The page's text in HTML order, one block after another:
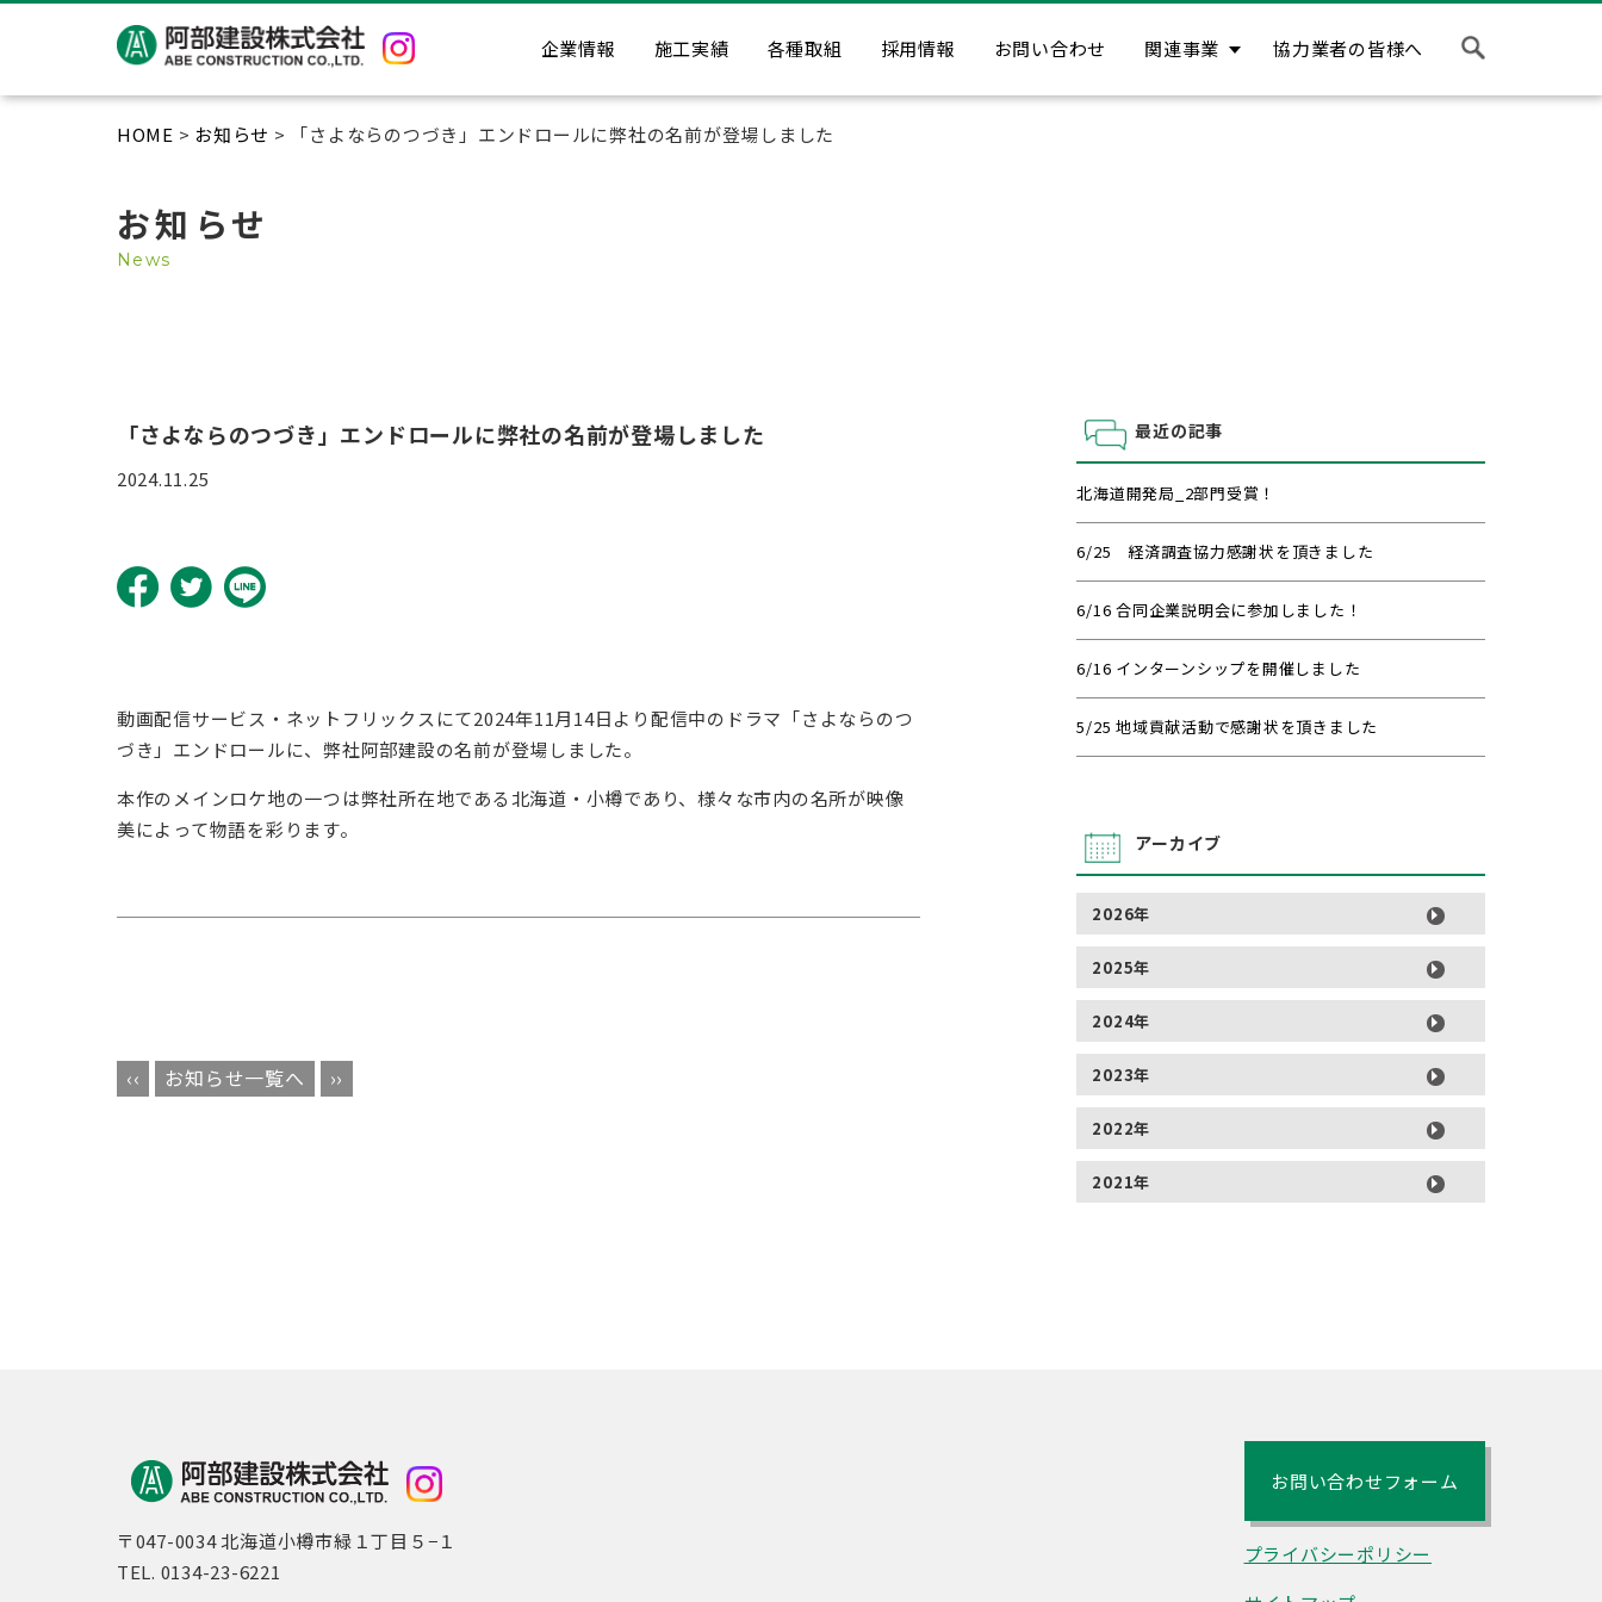
企業情報 施工実績 各種取組 採用情報 お問い合わせ 関連事業 協力業者の皆様へ
HOME > お知らせ > 「さよならのつづき」エンドロールに弊社の名前が登場しました
お知らせ
News
「さよならのつづき」エンドロールに弊社の名前が登場しました
2024.11.25
動画配信サービス・ネットフリックスにて2024年11月14日より配信中のドラマ「さよならのつ
づき」エンドロールに、弊社阿部建設の名前が登場しました。
本作のメインロケ地の一つは弊社所在地である北海道・小樽であり、様々な市内の名所が映像
美によって物語を彩ります。
‹‹ お知らせ一覧へ ››
最近の記事
北海道開発局_2部門受賞！
6/25 経済調査協力感謝状を頂きました
6/16 合同企業説明会に参加しました！
6/16 インターンシップを開催しました
5/25 地域貢献活動で感謝状を頂きました
アーカイブ
2026年
2025年
2024年
2023年
2022年
2021年
〒047-0034 北海道小樽市緑１丁目５−１
TEL. 0134-23-6221
お問い合わせフォーム
プライバシーポリシー